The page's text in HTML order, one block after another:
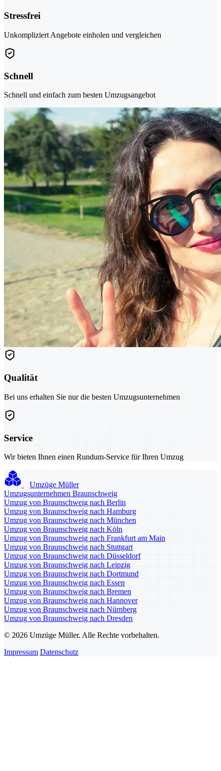
Stressfrei
Unkompliziert Angebote einholen und vergleichen
Schnell
Schnell und einfach zum besten Umzugsangebot
Qualität
Bei uns erhalten Sie nur die besten Umzugsunternehmen
Service
Wir bieten Ihnen einen Rundum-Service für Ihren Umzug
Umzüge Müller
Umzugsunternehmen Braunschweig
Umzug von Braunschweig nach Berlin
Umzug von Braunschweig nach Hamburg
Umzug von Braunschweig nach München
Umzug von Braunschweig nach Köln
Umzug von Braunschweig nach Frankfurt am Main
Umzug von Braunschweig nach Stuttgart
Umzug von Braunschweig nach Düsseldorf
Umzug von Braunschweig nach Leipzig
Umzug von Braunschweig nach Dortmund
Umzug von Braunschweig nach Essen
Umzug von Braunschweig nach Bremen
Umzug von Braunschweig nach Hannover
Umzug von Braunschweig nach Nürnberg
Umzug von Braunschweig nach Dresden
© 2026 Umzüge Müller. Alle Rechte vorbehalten.
Impressum Datenschutz